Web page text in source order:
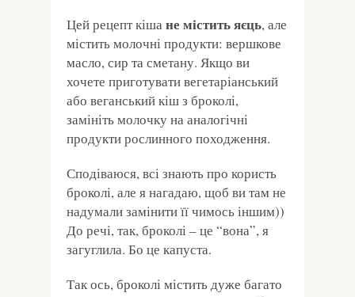
Цей рецепт кіша не містить яєць, але
містить молочні продукти: вершкове
масло, сир та сметану. Якщо ви
хочете приготувати вегетаріанський
або веганський кіш з броколі,
замініть молочку на аналогічні
продукти рослинного походження.
Сподіваюся, всі знають про користь
броколі, але я нагадаю, щоб ви там не
надумали замінити її чимось іншим))
До речі, так, броколі – це “вона”, я
загуглила. Бо це капуста.
Так ось, броколі містить дуже багато